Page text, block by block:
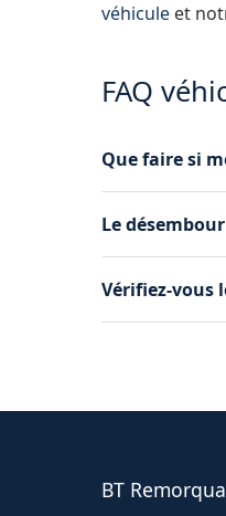
véhicule et
FAQ
Que faire si
projecteurs
Le
sont équipés
Vérifiez-vous
BT